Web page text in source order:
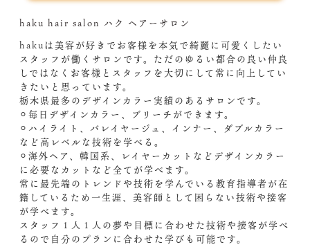
haku hair salon ハク ヘアーサロン
hakuは美容が好きでお客様を本気で綺麗に可愛くしたい
スタッフが働くサロンです。ただのゆるい都合の良い仲良
しではなくお客様とスタッフを大切にして常に向上してい
きたいと思っています。
栃木県最多のデザインカラー実績のあるサロンです。
⚪︎毎日デザインカラー、ブリーチができます。
⚪︎ハイライト、バレイヤージュ、インナー、ダブルカラー
など高レベルな技術を学べる。
⚪︎海外ヘア、韓国系、レイヤーカットなどデザインカラー
に必要なカットなど全てが学べます。
常に最先端のトレンドや技術を学んでいる教育指導者が在
籍しているため一生涯、美容師として困らない技術や接客
が学べます。
スタッフ１人１人の夢や目標に合わせた技術や接客が学べ
るので自分のプランに合わせた学びも可能です。